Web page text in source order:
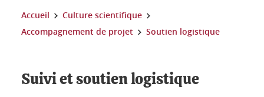
Vous êtes ici :
Accueil
Culture scientifique
Accompagnement de projet
Soutien logistique
Suivi et soutien logistique